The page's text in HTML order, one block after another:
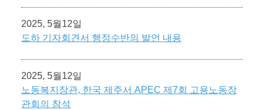
2025, 5월12일
도하 기자회견서 행정수반의 발언 내용
2025, 5월12일
노동복지장관, 한국 제주서 APEC 제7회 고용노동장
관회의 참석